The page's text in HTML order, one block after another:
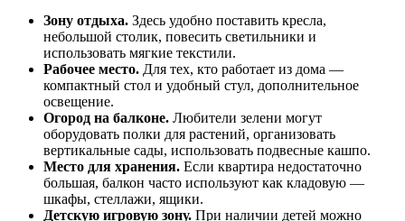
Зону отдыха. Здесь удобно поставить кресла,
небольшой столик, повесить светильники и
использовать мягкие текстили.
Рабочее место. Для тех, кто работает из дома —
компактный стол и удобный стул, дополнительное
освещение.
Огород на балконе. Любители зелени могут
оборудовать полки для растений, организовать
вертикальные сады, использовать подвесные кашпо.
Место для хранения. Если квартира недостаточно
большая, балкон часто используют как кладовую —
шкафы, стеллажи, ящики.
Детскую игровую зону. При наличии детей можно